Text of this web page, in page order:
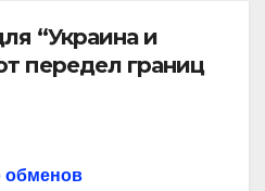
“Украина и
передел границ
обменов